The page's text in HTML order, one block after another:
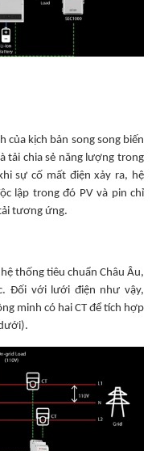
của kịch bản song song biến
tải chia sẻ năng lượng trong
sự cố mất điện xảy ra, hệ
lập trong đó PV và pin chỉ
tương ứng.
thống tiêu chuẩn Châu Âu,
Đối với lưới điện như vậy,
minh có hai CT để tích hợp